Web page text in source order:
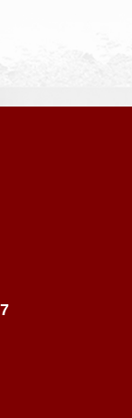
生长旺季，田间